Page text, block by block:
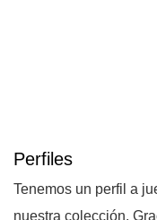
Perfiles
Tenemos un perfil a
nuestra colección.